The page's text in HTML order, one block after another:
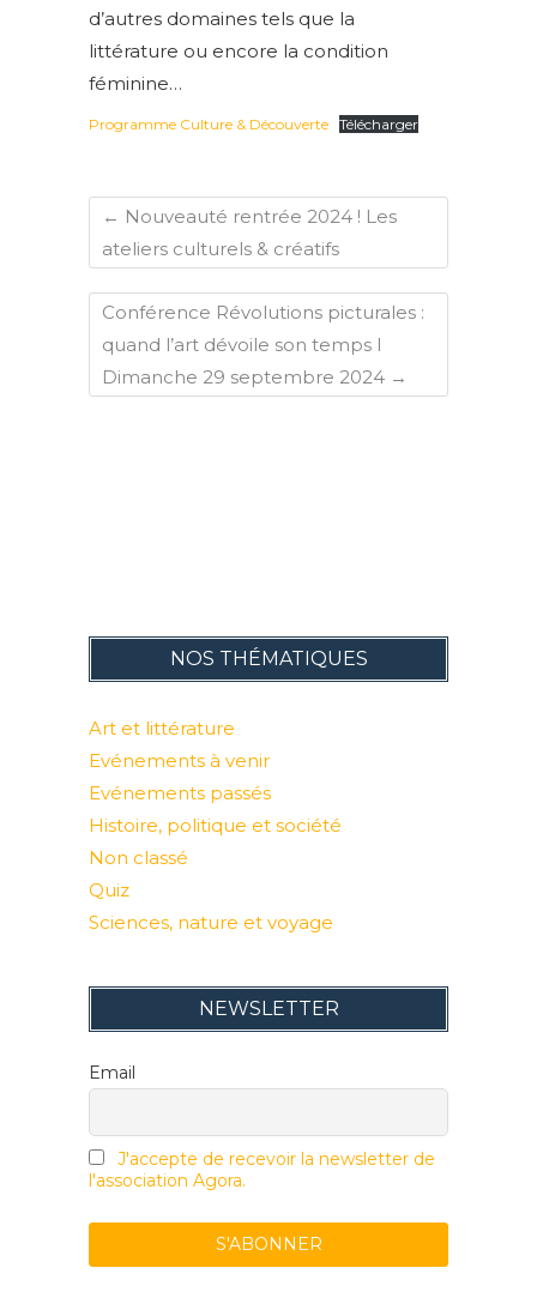
d’autres domaines tels que la
littérature ou encore la condition
féminine…
Programme Culture & Découverte Télécharger
← Nouveauté rentrée 2024 ! Les
ateliers culturels & créatifs
Conférence Révolutions picturales :
quand l’art dévoile son temps I
Dimanche 29 septembre 2024 →
NOS THÉMATIQUES
Art et littérature
Evénements à venir
Evénements passés
Histoire, politique et société
Non classé
Quiz
Sciences, nature et voyage
NEWSLETTER
Email
J'accepte de recevoir la newsletter de
l'association Agora.